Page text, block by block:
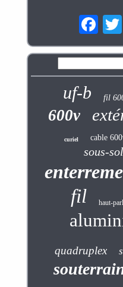
uf-b fil
600v
curiel cable
sous-sol
fil haut-
quadruplex